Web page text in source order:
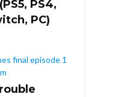
PS4,
PC)